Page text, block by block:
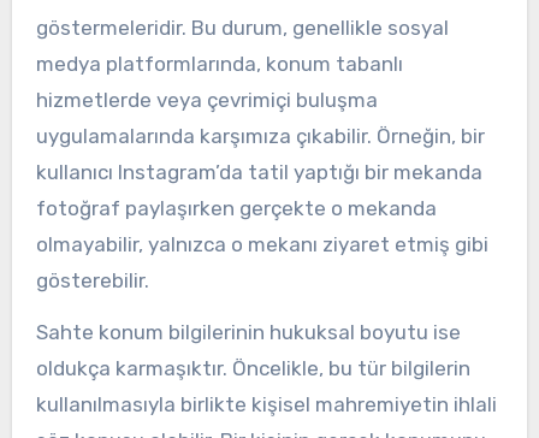
göstermeleridir. Bu durum, genellikle sosyal
medya platformlarında, konum tabanlı
hizmetlerde veya çevrimiçi buluşma
uygulamalarında karşımıza çıkabilir. Örneğin, bir
kullanıcı Instagram’da tatil yaptığı bir mekanda
fotoğraf paylaşırken gerçekte o mekanda
olmayabilir, yalnızca o mekanı ziyaret etmiş gibi
gösterebilir.
Sahte konum bilgilerinin hukuksal boyutu ise
oldukça karmaşıktır. Öncelikle, bu tür bilgilerin
kullanılmasıyla birlikte kişisel mahremiyetin ihlali